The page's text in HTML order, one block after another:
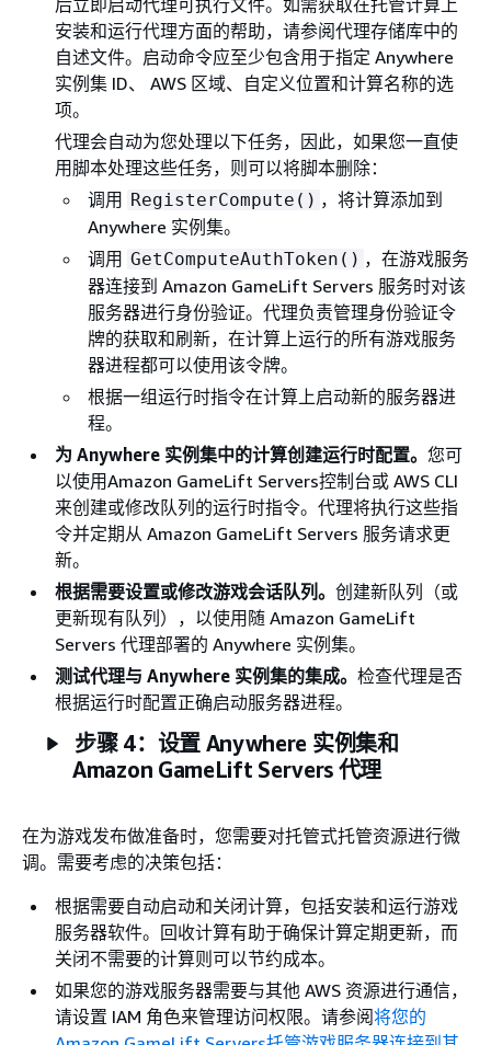
后立即启动代理可执行文件。如需获取在托管计算上
安装和运行代理方面的帮助，请参阅代理存储库中的
自述文件。启动命令应至少包含用于指定 Anywhere
实例集 ID、 AWS 区域、自定义位置和计算名称的选
项。
代理会自动为您处理以下任务，因此，如果您一直使
用脚本处理这些任务，则可以将脚本删除：
调用 RegisterCompute() ，将计算添加到
Anywhere 实例集。
调用 GetComputeAuthToken() ，在游戏服务
器连接到 Amazon GameLift Servers 服务时对该
服务器进行身份验证。代理负责管理身份验证令
牌的获取和刷新，在计算上运行的所有游戏服务
器进程都可以使用该令牌。
根据一组运行时指令在计算上启动新的服务器进
程。
为 Anywhere 实例集中的计算创建运行时配置。 您可
以使用Amazon GameLift Servers控制台或 AWS CLI
来创建或修改队列的运行时指令。代理将执行这些指
令并定期从 Amazon GameLift Servers 服务请求更
新。
根据需要设置或修改游戏会话队列。 创建新队列（或
更新现有队列），以使用随 Amazon GameLift
Servers 代理部署的 Anywhere 实例集。
测试代理与 Anywhere 实例集的集成。 检查代理是否
根据运行时配置正确启动服务器进程。
步骤 4：设置 Anywhere 实例集和
Amazon GameLift Servers 代理
在为游戏发布做准备时，您需要对托管式托管资源进行微
调。需要考虑的决策包括：
根据需要自动启动和关闭计算，包括安装和运行游戏
服务器软件。回收计算有助于确保计算定期更新，而
关闭不需要的计算则可以节约成本。
如果您的游戏服务器需要与其他 AWS 资源进行通信，
请设置 IAM 角色来管理访问权限。请参阅将您的